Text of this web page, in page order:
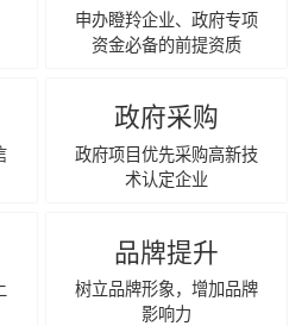
申办瞪羚企业、政府专项
资金必备的前提资质
政府采购
政府项目优先采购高新技
术认定企业
品牌提升
树立品牌形象，增加品牌
影响力